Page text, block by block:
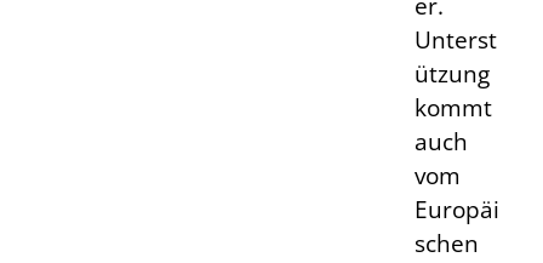
Unterst
ützung
kommt
auch
vom
Europäi
schen